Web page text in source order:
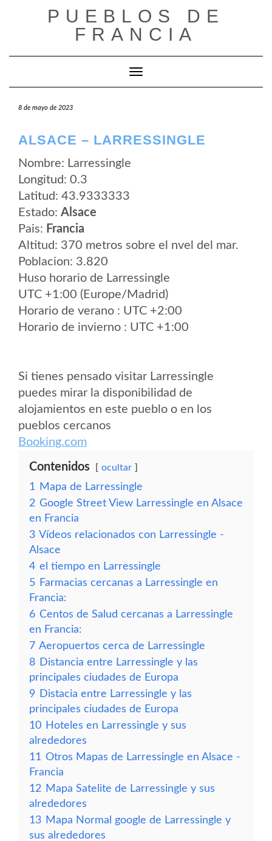
PUEBLOS DE
FRANCIA
Cambiar modo de navegación
8 de mayo de 2023
ALSACE – LARRESSINGLE
Nombre: Larressingle
Longitud: 0.3
Latitud: 43.9333333
Estado: Alsace
Pais: Francia
Altitud: 370 metros sobre el nvel del mar.
Poblacion: 3.820
Huso horario de Larressingle
UTC +1:00 (Europe/Madrid)
Horario de verano : UTC +2:00
Horario de invierno : UTC +1:00
Si tienes pensado visitar Larressingle
puedes mirar la disponibilidad de
alojamientos en este pueblo o en los
pueblos cercanos
Booking.com
Contenidos ocultar
1
Mapa de Larressingle
2 Google Street View Larressingle en Alsace
en Francia
3 Vídeos relacionados con Larressingle -
Alsace
4 el tiempo en Larressingle
5 Farmacias cercanas a Larressingle en
Francia:
6 Centos de Salud cercanas a Larressingle
en Francia:
7 Aeropuertos cerca de Larressingle
8 Distancia entre Larressingle y las
principales ciudades de Europa
9 Distacia entre Larressingle y las
principales ciudades de Europa
10 Hoteles en Larressingle y sus
alrededores
11 Otros Mapas de Larressingle en Alsace -
Francia
12 Mapa Satelite de Larressingle y sus
alrededores
13 Mapa Normal google de Larressingle y
sus alrededores